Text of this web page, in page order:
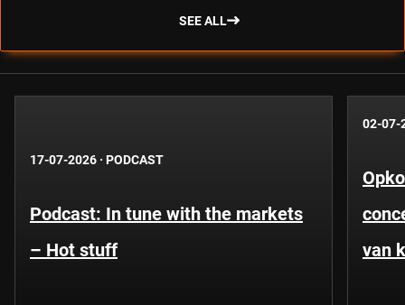
SEE ALL
17-07-2026 · PODCAST
Podcast: In tune with the markets
– Hot stuff
02-07-
van